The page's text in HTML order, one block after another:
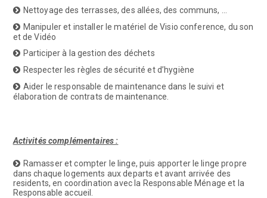
Nettoyage des terrasses, des allées, des communs, …
Manipuler et installer le matériel de Visio conference, du son
et de Vidéo
Participer à la gestion des déchets
Respecter les règles de sécurité et d’hygiène
Aider le responsable de maintenance dans le suivi et
élaboration de contrats de maintenance.
Activités complémentaires :
Ramasser et compter le linge, puis apporter le linge propre
dans chaque logements aux departs et avant arrivée des
residents, en coordination avec la Responsable Ménage et la
Responsable accueil.